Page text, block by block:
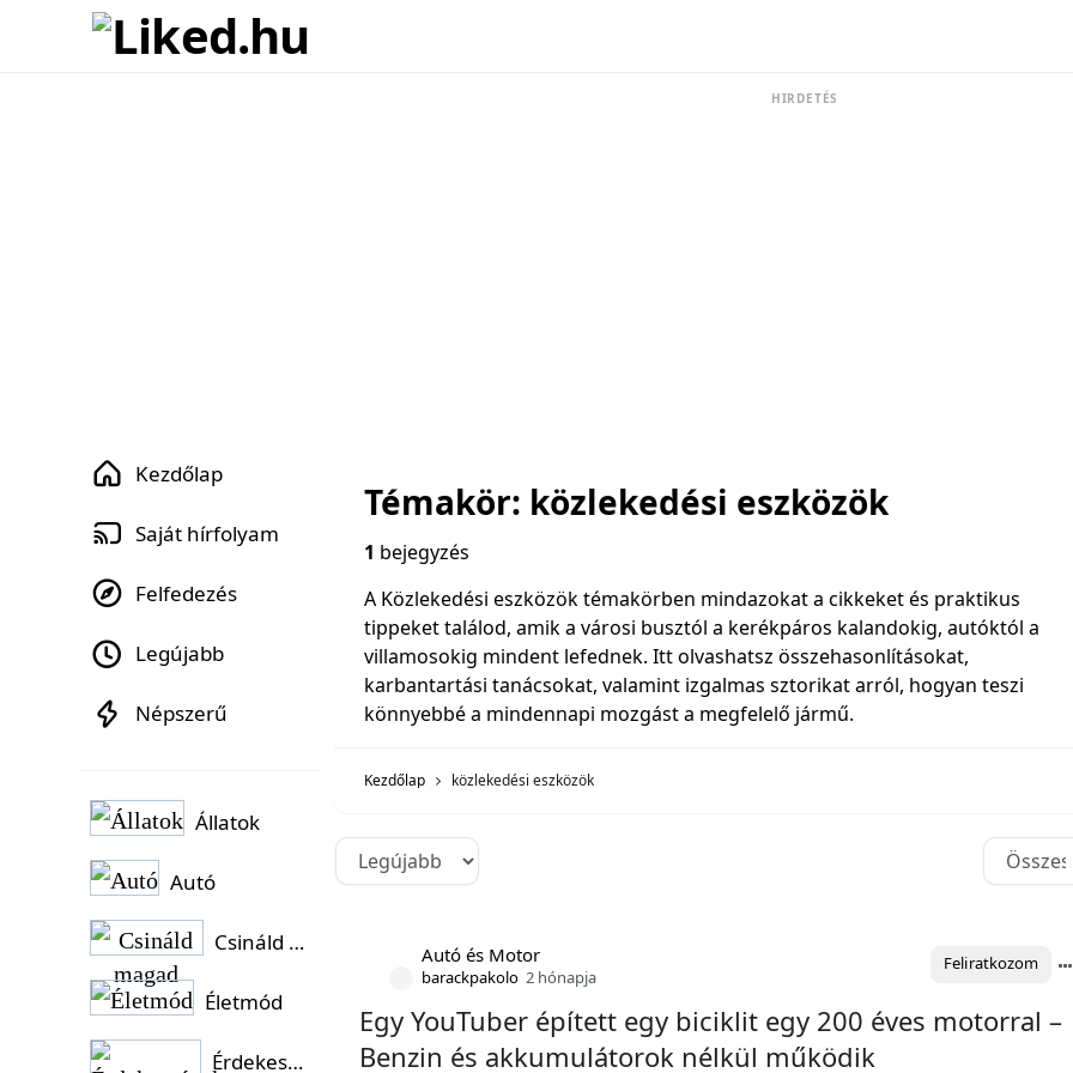
HIRDETÉS
Témakör: közlekedési eszközök
1 bejegyzés
A Közlekedési eszközök témakörben mindazokat a cikkeket és praktikus
tippeket találod, amik a városi busztól a kerékpáros kalandokig, autóktól a
villamosokig mindent lefednek. Itt olvashatsz összehasonlításokat,
karbantartási tanácsokat, valamint izgalmas sztorikat arról, hogyan teszi
könnyebbé a mindennapi mozgást a megfelelő jármű.
Kezdőlap közlekedési eszközök
Autó és Motor
barackpakolo 2 hónapja
Feliratkozom
Egy YouTuber épített egy biciklit egy 200 éves motorral –
Benzin és akkumulátorok nélkül működik
Kezdőlap
Saját hírfolyam
Felfedezés
Legújabb
Népszerű
Állatok
Autó
Csináld magad
Életmód
Érdekességek